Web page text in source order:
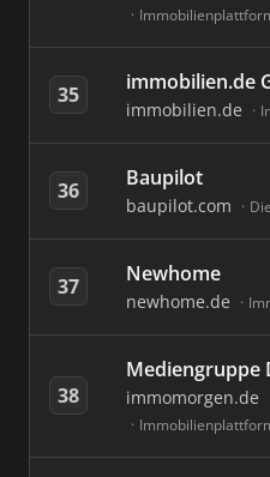
35 immobilien.de
immobilien.de
36 Baupilot
baupilot.com
37 Newhome
newhome.de
38
Mediengruppe
immomorgen.de